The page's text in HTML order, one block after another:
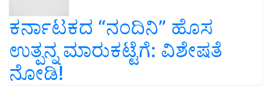
ಕರ್ನಾಟಕದ “ನಂದಿನಿ” ಹೊಸ
ಉತ್ಪನ್ನ ಮಾರುಕಟ್ಟೆಗೆ: ವಿಶೇಷತೆ
ನೋಡಿ!